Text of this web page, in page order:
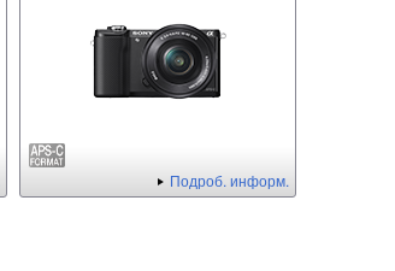
Подроб. информ.